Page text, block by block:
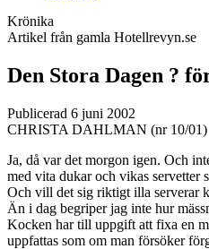
Krönika
Artikel från gamla Hotellrevyn.se
Den Stora Dagen ?
Publicerad 6 juni 2002
CHRISTA DAHLMAN (nr 10/01)
Ja, då var det morgon igen. Och
med vita dukar och vikas servetter
Och vill det sig riktigt illa serverar
Än i dag begriper jag inte hur
Kocken har till uppgift att fixa en
uppfattas som om man försöker